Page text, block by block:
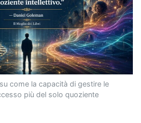
come la capacità di gestire le
più del solo quoziente